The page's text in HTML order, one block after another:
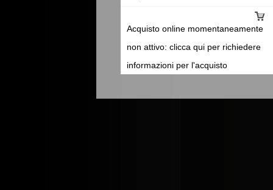
Acquisto online momentaneamente
non attivo: clicca qui per richiedere
informazioni per l'acquisto